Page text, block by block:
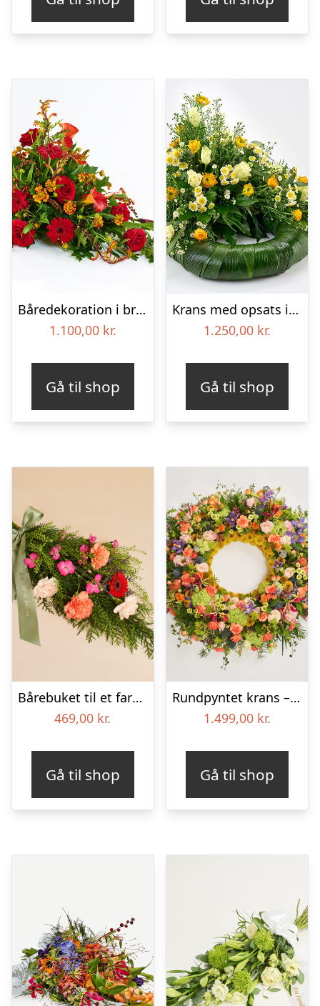
Båredekoration i brændte farver – Blomster til begravelse
1.100,00 kr.
Gå til shop
Krans med opsats i gule farver – Blomster til begravelse
1.250,00 kr.
Gå til shop
Bårebuket til et farverigt minde med bånd
469,00 kr.
Gå til shop
Rundpyntet krans – Et farverigt farvel
1.499,00 kr.
Gå til shop